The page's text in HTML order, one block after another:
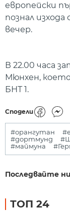
европейски
познал
вечер.
В 22.00 часа
Мюнхен,
БНТ 1.
Сподели
#орангутан
#дортмунд
#маймуна
Последвайте ни
ТОП 24